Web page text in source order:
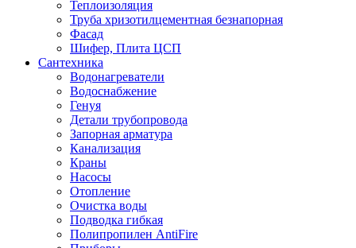
Теплоизоляция
Труба хризотилцементная безнапорная
Фасад
Шифер, Плита ЦСП
Сантехника
Водонагреватели
Водоснабжение
Генуя
Детали трубопровода
Запорная арматура
Канализация
Краны
Насосы
Отопление
Очистка воды
Подводка гибкая
Полипропилен AntiFire